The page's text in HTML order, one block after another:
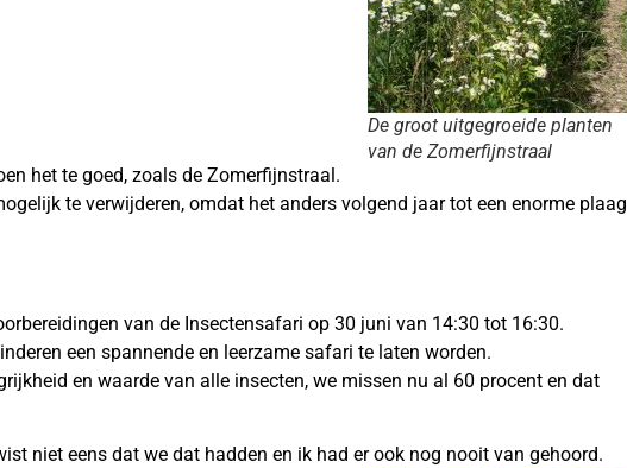
De groot uitgegroeide planten
van de Zomerfijnstraal
het te goed, zoals de Zomerfijnstraal.
te verwijderen, omdat het anders volgend jaar tot een enorme plaag
van de Insectensafari op 30 juni van 14:30 tot 16:30.
een spannende en leerzame safari te laten worden.
en waarde van alle insecten, we missen nu al 60 procent en dat
niet eens dat we dat hadden en ik had er ook nog nooit van gehoord.